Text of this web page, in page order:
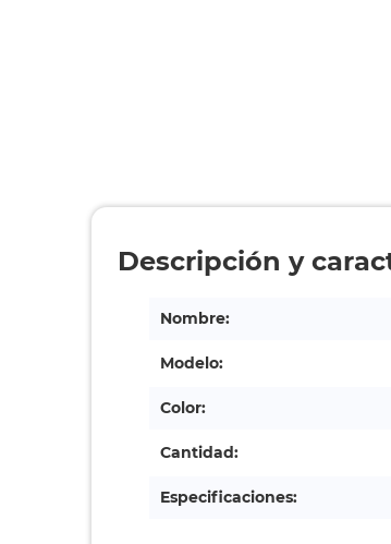
Descripción y
Nombre:
Modelo:
Color:
Cantidad:
Especificaciones: